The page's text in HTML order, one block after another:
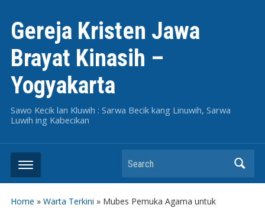
Gereja Kristen Jawa
Brayat Kinasih –
Yogyakarta
Sawo Kecik lan Kluwih : Sarwa Becik kang Linuwih, Sarwa
Luwih ing Kabecikan
Search
Home » Warta Terkini » Mubes Pemuka Agama untuk